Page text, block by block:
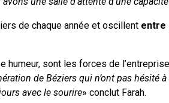
de chaque année et oscillent entre
humeur, sont les forces de
de Béziers qui n’ont pas hésité
avec le sourire» conclut Farah.